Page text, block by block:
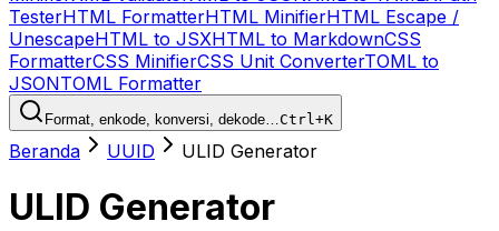
TesterHTML FormatterHTML MinifierHTML Escape /
UnescapeHTML to JSXHTML to MarkdownCSS
FormatterCSS MinifierCSS Unit ConverterTOML to
JSONTOML Formatter
Format, enkode, konversi, dekode…Ctrl+K
Beranda UUID ULID Generator
ULID Generator